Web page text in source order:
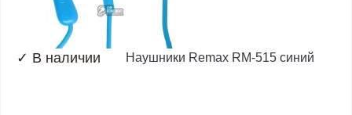
✓ В наличии Наушники Remax RM-515 синий